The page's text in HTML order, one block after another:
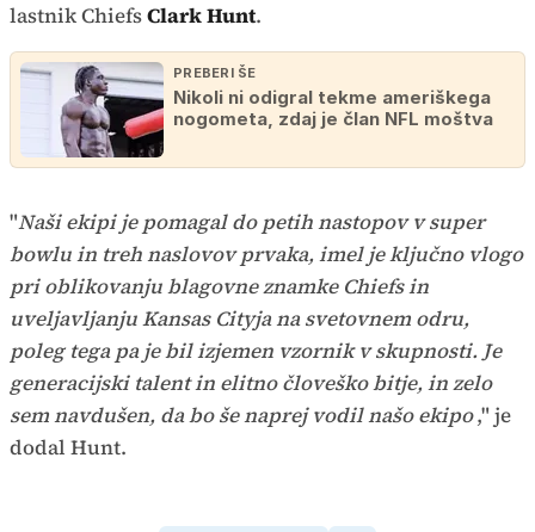
lastnik ChiefsClark Hunt.
PREBERI ŠE
Nikoli ni odigral tekme ameriškega
nogometa, zdaj je član NFL moštva
"Naši ekipi je pomagal do petih nastopov v super
bowlu in treh naslovov prvaka, imel je ključno vlogo
pri oblikovanju blagovne znamke Chiefs in
uveljavljanju Kansas Cityja na svetovnem odru,
poleg tega pa je bil izjemen vzornik v skupnosti. Je
generacijski talent in elitno človeško bitje, in zelo
sem navdušen, da bo še naprej vodil našo ekipo," je
dodal Hunt.